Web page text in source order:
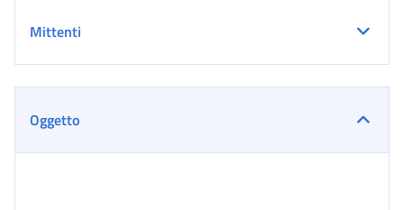
Mittenti
Oggetto